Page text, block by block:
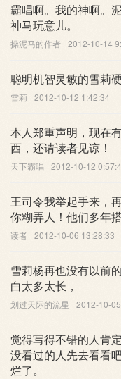
霸唱啊。我的神啊。
神马玩意儿。
操泥马的作者 2012-10-14
聪明机智灵敏的雪莉
雪莉 2012-10-12 1:42:34
本人郑重声明，现在
西，还请读者见谅！
天下霸唱 2012-10-12
王司令我举起手来，
你糊弄人！他们多年
读者 2012-10-06 13:28:33
雪莉杨再也没有以前
白太多太长，
划过天际的流星 2012-10-
觉得写得不错的人肯
没看过的人先去看看
烂了。